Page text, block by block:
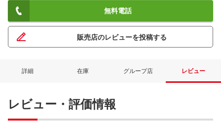
無料電話
販売店のレビューを投稿する
詳細 在庫 グループ店 レビュー
レビュー・評価情報